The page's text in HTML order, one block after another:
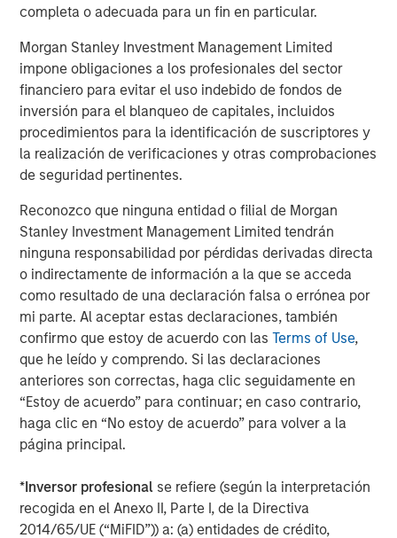
completa o adecuada para un fin en particular.
Morgan Stanley Investment Management Limited
impone obligaciones a los profesionales del sector
financiero para evitar el uso indebido de fondos de
inversión para el blanqueo de capitales, incluidos
procedimientos para la identificación de suscriptores y
la realización de verificaciones y otras comprobaciones
de seguridad pertinentes.
Reconozco que ninguna entidad o filial de Morgan
Stanley Investment Management Limited tendrán
ninguna responsabilidad por pérdidas derivadas directa
o indirectamente de información a la que se acceda
como resultado de una declaración falsa o errónea por
mi parte. Al aceptar estas declaraciones, también
confirmo que estoy de acuerdo con lasTerms of Use,
que he leído y comprendo. Si las declaraciones
anteriores son correctas, haga clic seguidamente en
“Estoy de acuerdo” para continuar; en caso contrario,
haga clic en “No estoy de acuerdo” para volver a la
página principal.
*Inversor profesional se refiere (según la interpretación
recogida en el Anexo II, Parte I, de la Directiva
2014/65/UE (“MiFID”)) a: (a) entidades de crédito,
brands rely on Vbrick’s proven unified streaming, video-
on-demand, and content management capabilities to
engage, empower, and transform their organizations at
scale. To learn more about Vbrick, visitvbrick.com.
About Morgan Stanley Expansion Capital
Morgan Stanley Expansion Capital is the growth-focused
private investment platform within Morgan Stanley
Capital targets growth equity and credit investments
within technology, healthcare, consumer, digital media,
and other high-growth sectors. For over three decades,
Morgan Stanley Expansion Capital has successfully
pursued growth investment opportunities and has
completed investments in over 200 companies
leveraging the global brand and network of Morgan
Stanley. For further information about Morgan Stanley
Expansion Capital, please
visitwww.morganstanley.com/im/expansioncapital.
By clicking on any external links shown here, you agree
providing these hyperlinks to you only as a convenience
and the inclusion of any hyperlink is not and does not
imply any endorsement, approval, investigation,